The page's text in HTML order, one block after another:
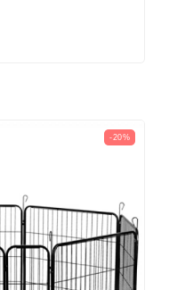
-20%